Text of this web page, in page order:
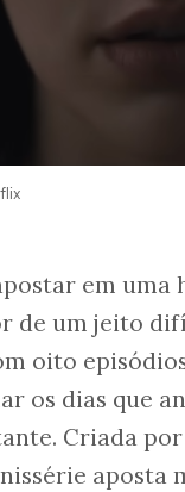
em
de um jeito
oito
os dias que
Criada por
aposta